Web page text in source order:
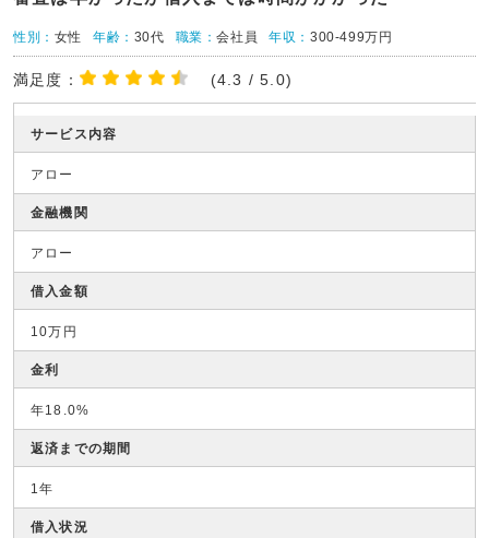
性別： 女性 年齢： 30代 職業：会社員 年収：300-499万円
満足度： (4.3 / 5.0)
サービス内容
アロー
金融機関
アロー
借入金額
10万円
金利
年18.0%
返済までの期間
1年
借入状況